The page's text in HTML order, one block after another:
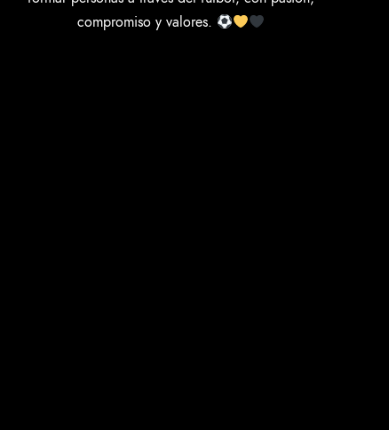
compromiso y valores.